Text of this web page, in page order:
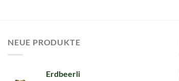
NEUE PRODUKTE
Erdbeerli